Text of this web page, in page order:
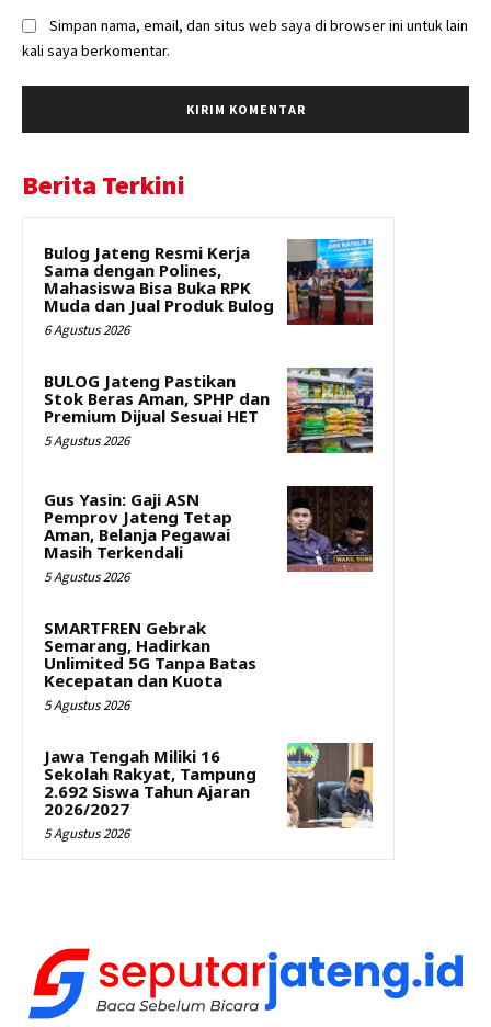
Simpan nama, email, dan situs web saya di browser ini untuk lain
kali saya berkomentar.
Berita Terkini
Bulog Jateng Resmi Kerja
Sama dengan Polines,
Mahasiswa Bisa Buka RPK
Muda dan Jual Produk Bulog
6 Agustus 2026
BULOG Jateng Pastikan
Stok Beras Aman, SPHP dan
Premium Dijual Sesuai HET
5 Agustus 2026
Gus Yasin: Gaji ASN
Pemprov Jateng Tetap
Aman, Belanja Pegawai
Masih Terkendali
5 Agustus 2026
SMARTFREN Gebrak
Semarang, Hadirkan
Unlimited 5G Tanpa Batas
Kecepatan dan Kuota
5 Agustus 2026
Jawa Tengah Miliki 16
Sekolah Rakyat, Tampung
2.692 Siswa Tahun Ajaran
2026/2027
5 Agustus 2026